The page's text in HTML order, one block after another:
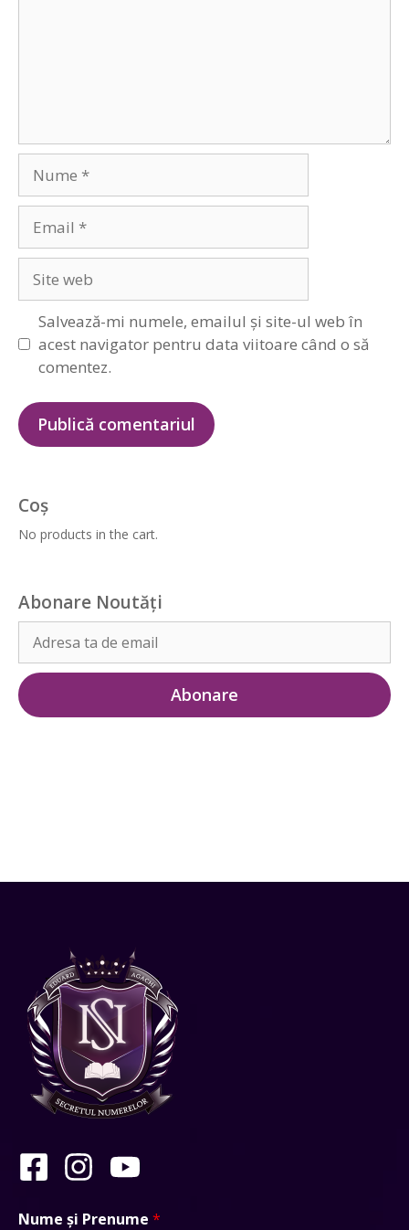
web
Salvează-mi numele, emailul și site-ul web în
acest navigator pentru data viitoare când o să
comentez.
Coș
No products in the cart.
Abonare Noutăți
Nume și Prenume *